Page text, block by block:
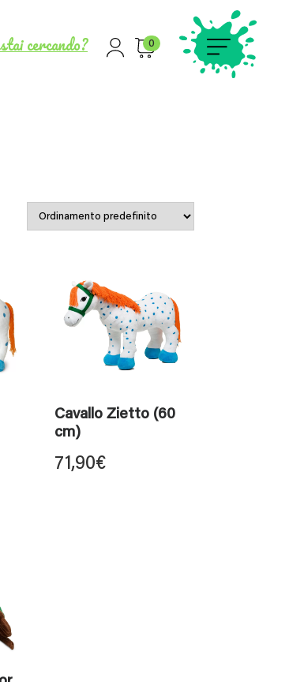
cercando? 0
Cavallo Zietto (60
cm)
71,90€